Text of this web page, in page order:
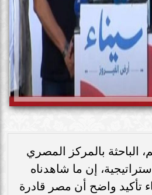
الباحثة بالمركز المصري
إن ما شاهدناه
تأكيد واضح أن مصر قادرة